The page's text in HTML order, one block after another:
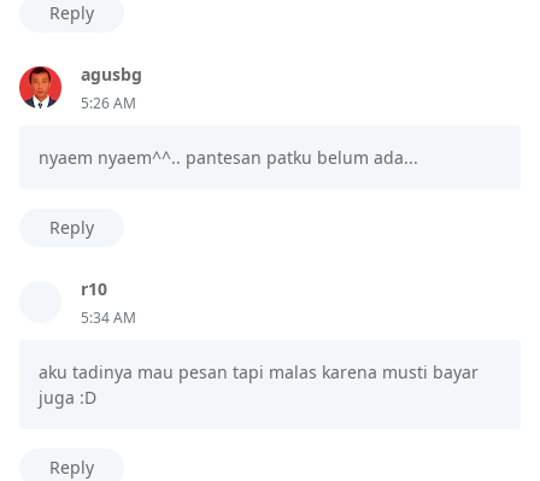
Reply
agusbg
5:26 AM
nyaem nyaem^^.. pantesan patku belum ada...
Reply
r10
5:34 AM
aku tadinya mau pesan tapi malas karena musti bayar
juga :D
Reply